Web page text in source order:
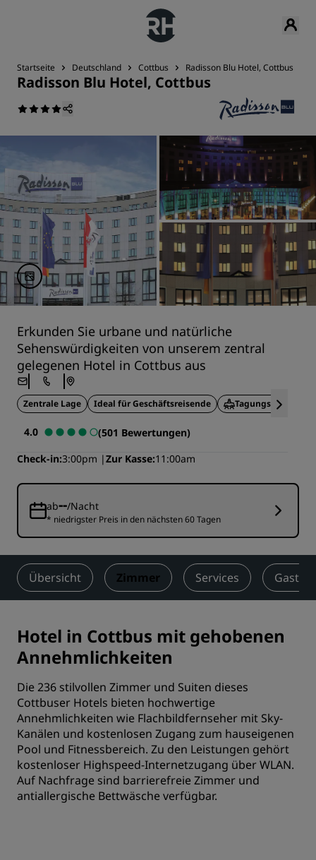
Startseite Deutschland Cottbus Radisson Blu Hotel, Cottbus
Radisson Blu Hotel, Cottbus
Erkunden Sie urbane und natürliche
Sehenswürdigkeiten von unserem zentral
gelegenen Hotel in Cottbus aus
Zentrale Lage Ideal für Geschäftsreisende
4.0
(501 Bewertungen)
Check-in 3:00pm Zur Kasse 11:00am
ab--/Nacht
* niedrigster Preis in den nächsten 60 Tagen
Übersicht Zimmer Services
Hotel in Cottbus mit gehobenen
Annehmlichkeiten
Die 236 stilvollen Zimmer und Suiten dieses
Cottbuser Hotels bieten hochwertige
Annehmlichkeiten wie Flachbildfernseher mit Sky-
Kanälen und kostenlosen Zugang zum hauseigenen
Pool und Fitnessbereich. Zu den Leistungen gehört
kostenloser Highspeed-Internetzugang über WLAN.
Auf Nachfrage sind barrierefreie Zimmer und
antiallergische Bettwäsche verfügbar.